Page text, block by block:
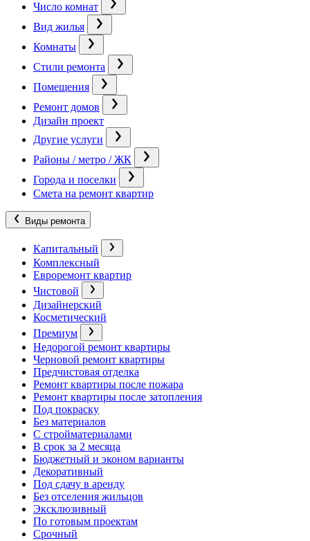
Число комнат
Вид жилья
Комнаты
Стили ремонта
Помещения
Ремонт домов
Дизайн проект
Другие услуги
Районы / метро / ЖК
Города и поселки
Смета на ремонт квартир
Виды ремонта
Капитальный
Комплексный
Евроремонт квартир
Чистовой
Дизайнерский
Косметический
Премиум
Недорогой ремонт квартиры
Черновой ремонт квартиры
Предчистовая отделка
Ремонт квартиры после пожара
Ремонт квартиры после затопления
Под покраску
Без материалов
С стройматериалами
В срок за 2 месяца
Бюджетный и эконом варианты
Декоративный
Под сдачу в аренду
Без отселения жильцов
Эксклюзивный
По готовым проектам
Срочный